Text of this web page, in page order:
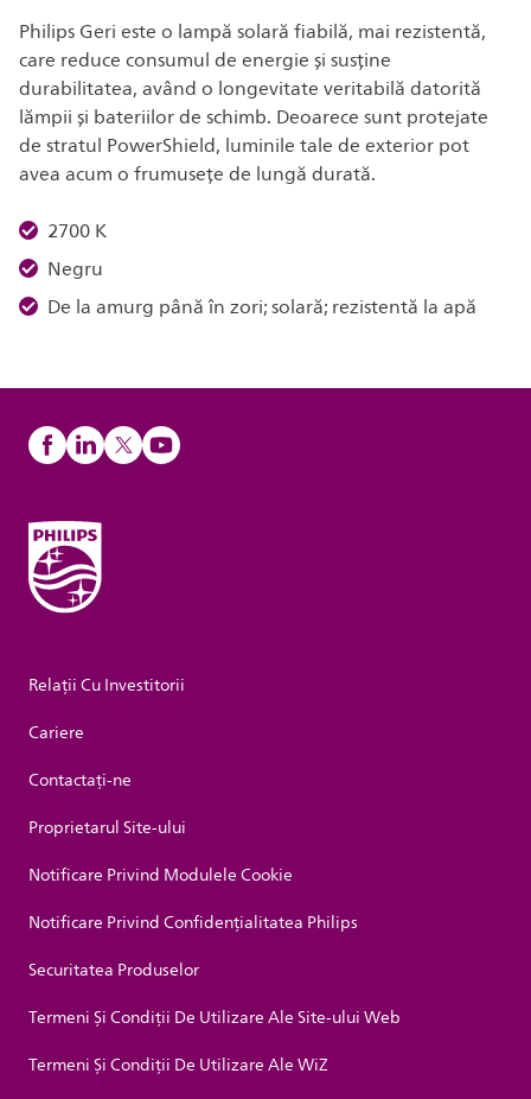
Philips Geri este o lampă solară fiabilă, mai rezistentă,
care reduce consumul de energie și susține
durabilitatea, având o longevitate veritabilă datorită
lămpii și bateriilor de schimb. Deoarece sunt protejate
de stratul PowerShield, luminile tale de exterior pot
avea acum o frumusețe de lungă durată.
2700 K
Negru
De la amurg până în zori; solară; rezistentă la apă
Relații Cu Investitorii
Cariere
Contactaţi-ne
Proprietarul Site-ului
Notificare Privind Modulele Cookie
Notificare Privind Confidențialitatea Philips
Securitatea Produselor
Termeni Și Condiții De Utilizare Ale Site-ului Web
Termeni Și Condiții De Utilizare Ale WiZ